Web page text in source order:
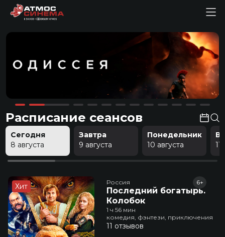
Расписание сеансов
Сегодня
8 августа
Завтра
9 августа
Понедельник
10 августа
11
Хит Россия
Последний богатырь.
Колобок
6+
1 ч 56 мин
комедия, фэнтези, приключения
11 отзывов